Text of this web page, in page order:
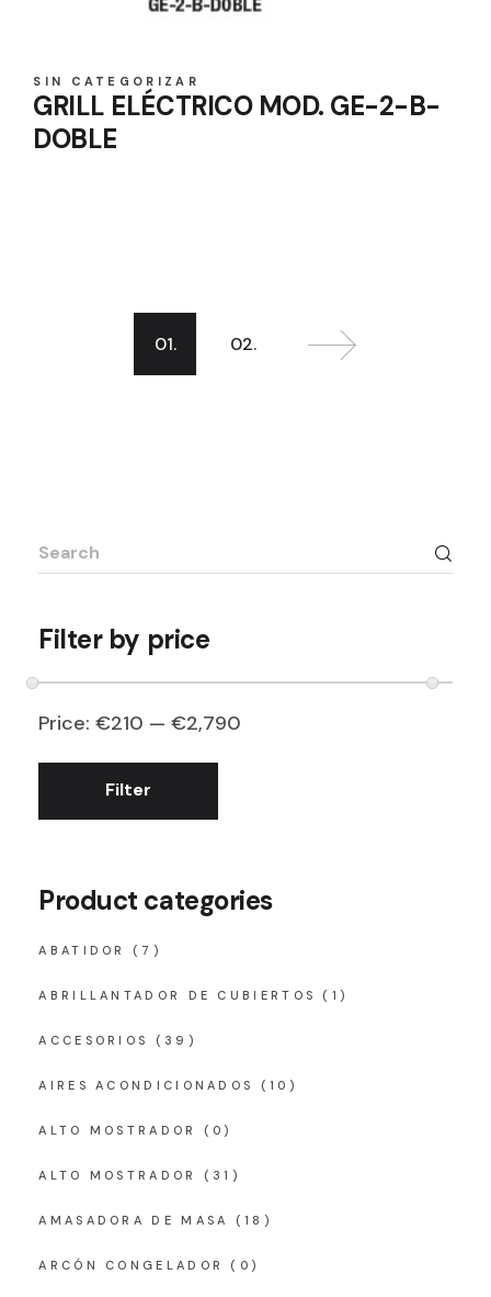
SIN CATEGORIZAR
GRILL ELÉCTRICO MOD. GE-2-B-
DOBLE
01. 02.
Search
for:
Filter by price
Min
Max
Filter
Price:€210 —€2,790
Product categories
ABATIDOR (7)
ABRILLANTADOR DE CUBIERTOS (1)
ACCESORIOS (39)
AIRES ACONDICIONADOS (10)
ALTO MOSTRADOR (0)
ALTO MOSTRADOR (31)
AMASADORA DE MASA (18)
ARCÓN CONGELADOR (0)